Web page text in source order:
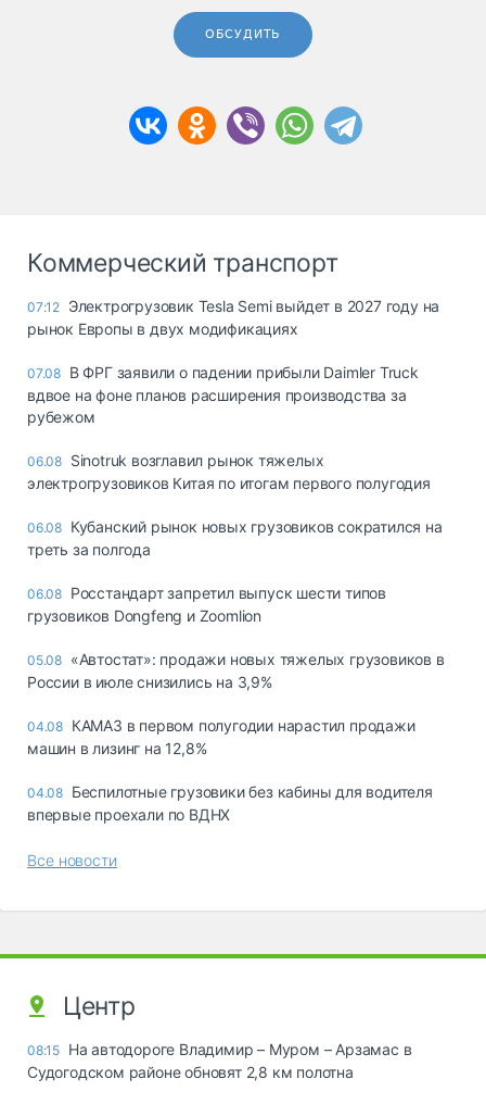
ОБСУДИТЬ
Коммерческий транспорт
07:12 Электрогрузовик Tesla Semi выйдет в 2027 году на
рынок Европы в двух модификациях
07.08 В ФРГ заявили о падении прибыли Daimler Truck
вдвое на фоне планов расширения производства за
рубежом
06.08 Sinotruk возглавил рынок тяжелых
электрогрузовиков Китая по итогам первого полугодия
06.08 Кубанский рынок новых грузовиков сократился на
треть за полгода
06.08 Росстандарт запретил выпуск шести типов
грузовиков Dongfeng и Zoomlion
05.08 «Автостат»: продажи новых тяжелых грузовиков в
России в июле снизились на 3,9%
04.08 КАМАЗ в первом полугодии нарастил продажи
машин в лизинг на 12,8%
04.08 Беспилотные грузовики без кабины для водителя
впервые проехали по ВДНХ
Все новости
Центр
08:15 На автодороге Владимир – Муром – Арзамас в
Судогодском районе обновят 2,8 км полотна